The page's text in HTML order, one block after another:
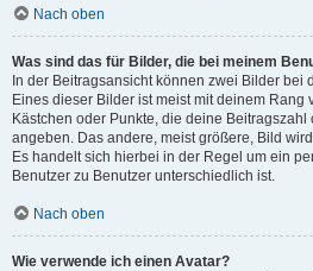
Nach oben
Was sind das für Bilder, die bei meinem
In der Beitragsansicht können zwei Bilder bei
Eines dieser Bilder ist meist mit deinem Rang
Kästchen oder Punkte, die deine
angeben. Das andere, meist größere, Bild
Es handelt sich hierbei in der Regel um ein
Benutzer zu Benutzer unterschiedlich ist.
Nach oben
Wie verwende ich einen Avatar?